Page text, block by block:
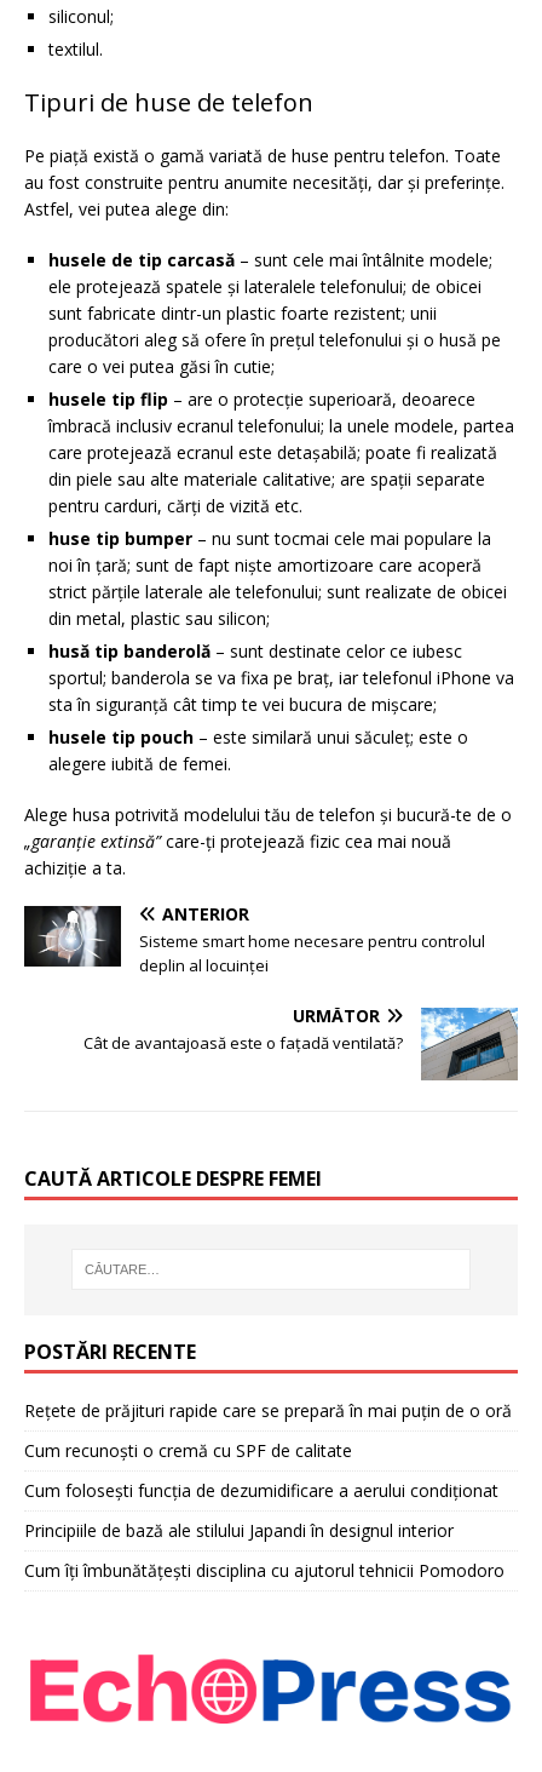
siliconul;
textilul.
Tipuri de huse de telefon
Pe piață există o gamă variată de huse pentru telefon. Toate
au fost construite pentru anumite necesități, dar și preferințe.
Astfel, vei putea alege din:
husele de tip carcasă – sunt cele mai întâlnite modele;
ele protejează spatele și lateralele telefonului; de obicei
sunt fabricate dintr-un plastic foarte rezistent; unii
producători aleg să ofere în prețul telefonului și o husă pe
care o vei putea găsi în cutie;
husele tip flip – are o protecție superioară, deoarece
îmbracă inclusiv ecranul telefonului; la unele modele, partea
care protejează ecranul este detașabilă; poate fi realizată
din piele sau alte materiale calitative; are spații separate
pentru carduri, cărți de vizită etc.
huse tip bumper – nu sunt tocmai cele mai populare la
noi în țară; sunt de fapt niște amortizoare care acoperă
strict părțile laterale ale telefonului; sunt realizate de obicei
din metal, plastic sau silicon;
husă tip banderolă – sunt destinate celor ce iubesc
sportul; banderola se va fixa pe braț, iar telefonul iPhone va
sta în siguranță cât timp te vei bucura de mișcare;
husele tip pouch – este similară unui săculeț; este o
alegere iubită de femei.
Alege husa potrivită modelului tău de telefon și bucură-te de o
„garanție extinsă”care-ți protejează fizic cea mai nouă
achiziție a ta.
ANTERIOR
Sisteme smart home necesare pentru controlul
deplin al locuinței
URMĂTOR
Cât de avantajoasă este o fațadă ventilată?
CAUTĂ ARTICOLE DESPRE FEMEI
POSTĂRI RECENTE
Rețete de prăjituri rapide care se prepară în mai puțin de o oră
Cum recunoști o cremă cu SPF de calitate
Cum folosești funcția de dezumidificare a aerului condiționat
Principiile de bază ale stilului Japandi în designul interior
Cum îți îmbunătățești disciplina cu ajutorul tehnicii Pomodoro